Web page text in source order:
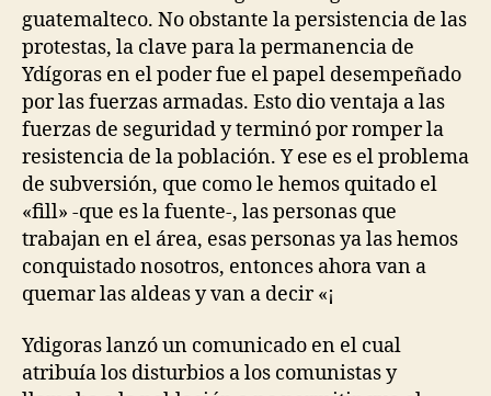
guatemalteco. No obstante la persistencia de las
protestas, la clave para la permanencia de
Ydígoras en el poder fue el papel desempeñado
por las fuerzas armadas. Esto dio ventaja a las
fuerzas de seguridad y terminó por romper la
resistencia de la población. Y ese es el problema
de subversión, que como le hemos quitado el
«fill» -que es la fuente-, las personas que
trabajan en el área, esas personas ya las hemos
conquistado nosotros, entonces ahora van a
quemar las aldeas y van a decir «¡
Ydigoras lanzó un comunicado en el cual
atribuía los disturbios a los comunistas y